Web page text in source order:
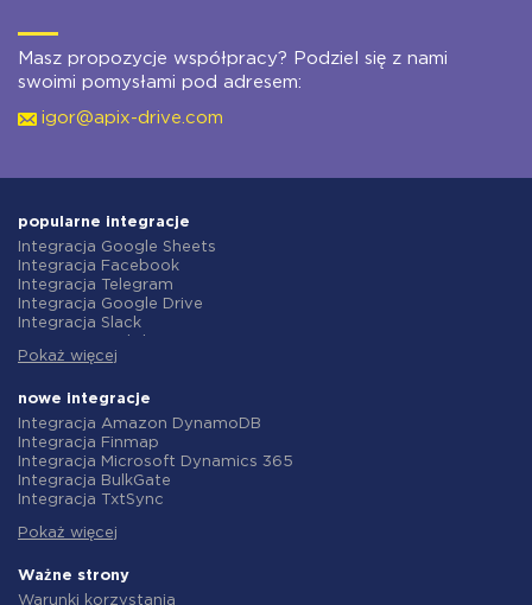
Masz propozycje współpracy? Podziel się z nami
swoimi pomysłami pod adresem:
igor@apix-drive.com
popularne integracje
Integracja Google Sheets
Integracja Facebook
Integracja Telegram
Integracja Google Drive
Integracja Slack
Integracja Gmail
Integracja ClickUp
Integracja Airtable
Integracja Google Contacts
Integracja OpenAI (ChatGPT)
Integracja Instagram
Integracja ActiveCampaign
Integracja Salesforce CRM
Integracja Notion
Pokaż więcej
nowe integracje
Integracja Amazon DynamoDB
Integracja Finmap
Integracja Microsoft Dynamics 365
Integracja BulkGate
Integracja TxtSync
Integracja Corezoid
Integracja Instasent
Integracja AtomPark
Pokaż więcej
Ważne strony
Warunki korzystania